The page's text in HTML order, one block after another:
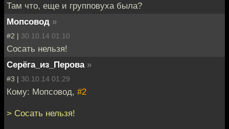
Там что, еще и групповуха была?
Мопсовод »
#2 | 30.10.14 01:10
Сосать нельзя!
Серёга_из_Перова »
#3 | 30.10.14 01:29
Кому: Мопсовод, #2
> Сосать нельзя!